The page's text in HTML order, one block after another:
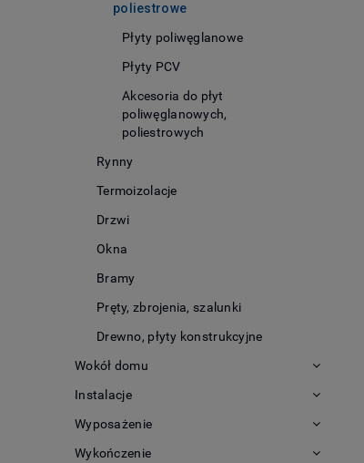
poliestrowe
Płyty poliwęglanowe
Płyty PCV
Akcesoria do płyt
poliwęglanowych,
poliestrowych
Rynny
Termoizolacje
Drzwi
Okna
Bramy
Pręty, zbrojenia, szalunki
Drewno, płyty konstrukcyjne
Wokół domu
Instalacje
Wyposażenie
Wykończenie